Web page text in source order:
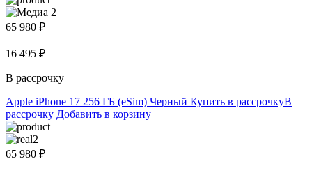
65 980 ₽
16 495 ₽
В рассрочку
Apple iPhone 17 256 ГБ (eSim) Черный Купить в рассрочкуВ
рассрочку Добавить в корзину
65 980 ₽